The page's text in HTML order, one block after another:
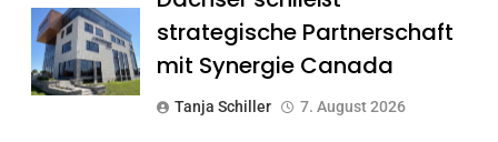
strategische Partnerschaft
mit Synergie Canada
Tanja Schiller 7. August 2026